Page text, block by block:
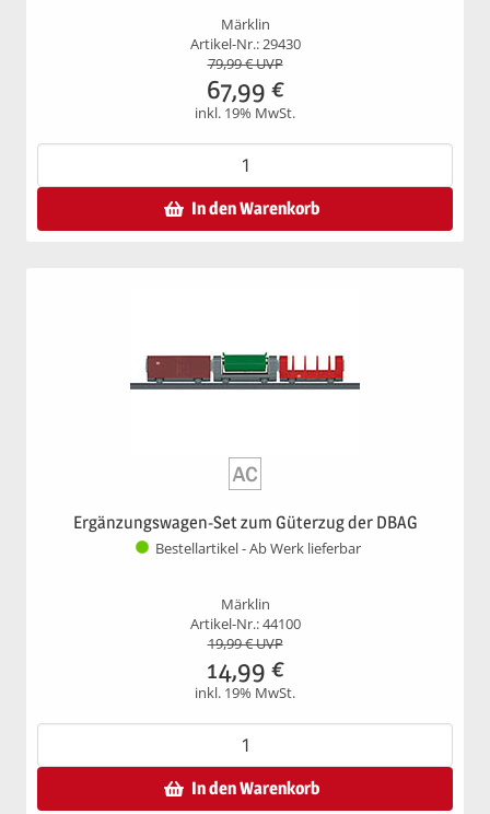
Märklin
Artikel-Nr.: 29430
79,99€ UVP
67,99 €
inkl. 19% MwSt.
In den Warenkorb
Ergänzungswagen-Set zum Güterzug der DBAG
Bestellartikel - Ab Werk lieferbar
Märklin
Artikel-Nr.: 44100
19,99€ UVP
14,99 €
inkl. 19% MwSt.
In den Warenkorb